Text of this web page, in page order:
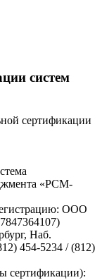
систем
сертификации
«РСМ-
ООО
Наб.
454-5234 / (812)
сертификации):